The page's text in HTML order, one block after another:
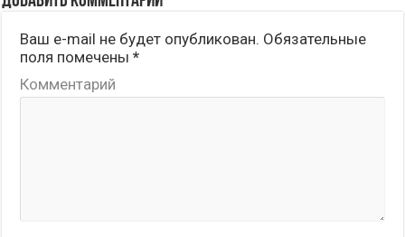
Ваш e-mail не будет опубликован. Обязательные
поля помечены*
Комментарий